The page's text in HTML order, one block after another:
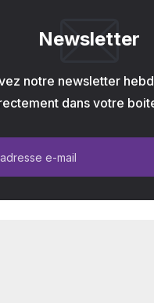
Newsletter
notre newsletter
dans votre